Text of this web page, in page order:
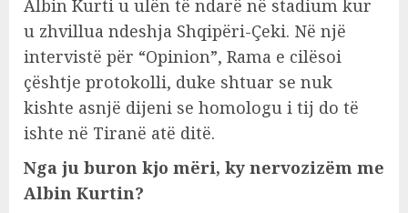
Albin Kurti u ulën të ndarë në stadium kur
u zhvillua ndeshja Shqipëri-Çeki. Në një
intervistë për “Opinion”, Rama e cilësoi
çështje protokolli, duke shtuar se nuk
kishte asnjë dijeni se homologu i tij do të
ishte në Tiranë atë ditë.
Nga ju buron kjo mëri, ky nervozizëm me
Albin Kurtin?